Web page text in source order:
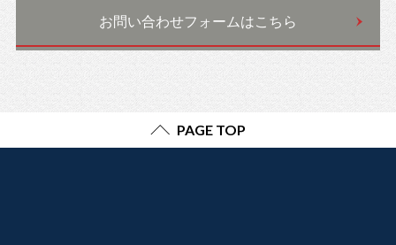
お問い合わせフォームはこちら
PAGE TOP